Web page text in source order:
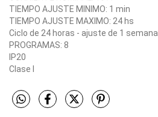
TIEMPO AJUSTE MINIMO: 1 min
TIEMPO AJUSTE MAXIMO: 24 hs
Ciclo de 24 horas - ajuste de 1 semana
PROGRAMAS: 8
IP20
Clase I